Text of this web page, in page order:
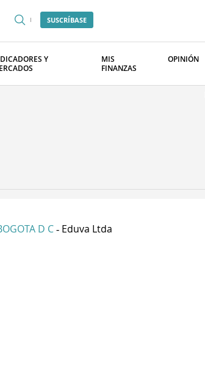
SUSCRÍBASE
Y
MIS
FINANZAS
OPINIÓN
D C - Eduva Ltda